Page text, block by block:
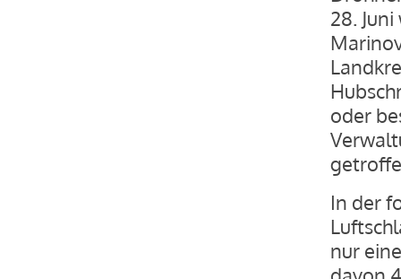
28.
oder
In der
nur